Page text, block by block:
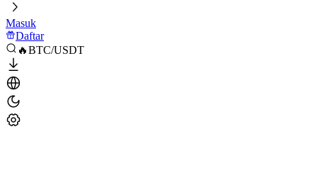
Masuk
Daftar
🔥BTC/USDT